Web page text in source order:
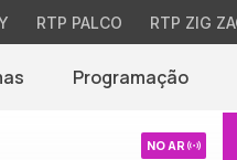
RTP PALCO RTP ZIG
Programação
NO AR